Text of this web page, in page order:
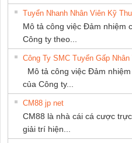
Tuyển Nhanh Nhân Viên Kỹ
Mô tả công việc Đảm nhiệm
Công ty theo...
Công Ty SMC Tuyển Gấp
Mô tả công việc Đảm
của Công ty...
CM88 jp net
CM88 là nhà cái cá cược
giải trí hiện...